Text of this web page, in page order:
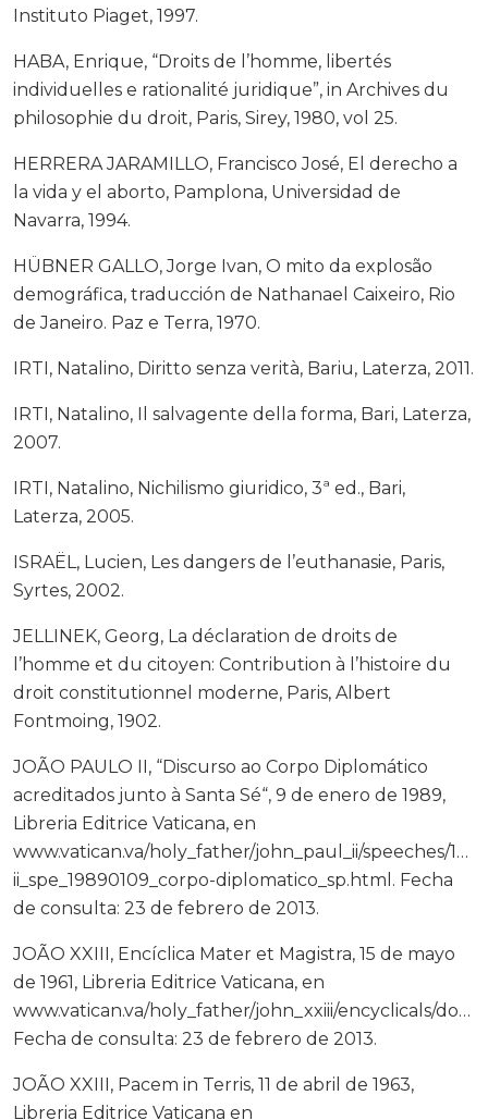
Instituto Piaget, 1997.
HABA, Enrique, “Droits de l’homme, libertés
individuelles e rationalité juridique”, in Archives du
philosophie du droit, Paris, Sirey, 1980, vol 25.
HERRERA JARAMILLO, Francisco José, El derecho a
la vida y el aborto, Pamplona, Universidad de
Navarra, 1994.
HÜBNER GALLO, Jorge Ivan, O mito da explosão
demográfica, traducción de Nathanael Caixeiro, Rio
de Janeiro. Paz e Terra, 1970.
IRTI, Natalino, Diritto senza verità, Bariu, Laterza, 2011.
IRTI, Natalino, Il salvagente della forma, Bari, Laterza,
2007.
IRTI, Natalino, Nichilismo giuridico, 3ª ed., Bari,
Laterza, 2005.
ISRAËL, Lucien, Les dangers de l’euthanasie, Paris,
Syrtes, 2002.
JELLINEK, Georg, La déclaration de droits de
l’homme et du citoyen: Contribution à l’histoire du
droit constitutionnel moderne, Paris, Albert
Fontmoing, 1902.
JOÃO PAULO II, “Discurso ao Corpo Diplomático
acreditados junto à Santa Sé“, 9 de enero de 1989,
Libreria Editrice Vaticana, en
www.vatican.va/holy_father/john_paul_ii/speeches/
ii_spe_19890109_corpo-diplomatico_sp.html. Fecha
de consulta: 23 de febrero de 2013.
JOÃO XXIII, Encíclica Mater et Magistra, 15 de mayo
de 1961, Libreria Editrice Vaticana, en
www.vatican.va/holy_father/john_xxiii/encyclicals/
Fecha de consulta: 23 de febrero de 2013.
JOÃO XXIII, Pacem in Terris, 11 de abril de 1963,
Libreria Editrice Vaticana en